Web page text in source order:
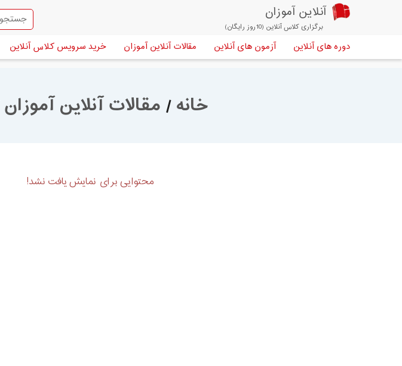
آنلاین آموزان
برگزاری کلاس آنلاین (10روز رایگان)
دوره های آنلاین آزمون های آنلاین مقالات آنلاین آموزان خرید سرویس کلاس آنلاین
خانه/مقالات آنلاین آموزان
محتوایی برای نمایش یافت نشد!